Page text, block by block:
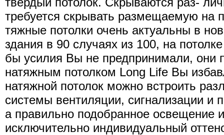
требуется скрывать размещаемую на
тяжные потолки очень актуальны в
здания в 90 случаях из 100, на
бы усилия Вы не предпринимали, они
натяжным потолком Long Life Вы
натяжной потолок можно встроить
системы вентиляции, сигнализации и
а правильно подобранное освещение
исключительно индивидуальный